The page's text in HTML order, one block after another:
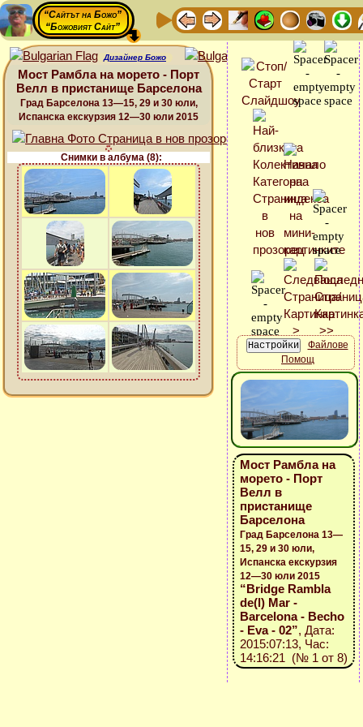
“Сайтът на Божо”
“Божовият Сайт”
Дизайнер Божо
Мост Рамбла на морето - Порт
Велл в пристанище Барселона
Град Барселона 13—15, 29 и 30 юли,
Испанска екскурзия 12—30 юли 2015
Снимки в албума (8):
Файлове
Помощ
Мост Рамбла на
морето - Порт
Велл в
пристанище
Барселона
Град Барселона 13—
15, 29 и 30 юли,
Испанска екскурзия
12—30 юли 2015
“Bridge Rambla
de(l) Mar -
Barcelona - Becho
- Eva - 02”, Дата:
2015:07:13, Час:
14:16:21 (№ 1 от 8)